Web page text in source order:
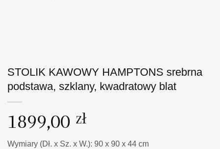
STOLIK KAWOWY HAMPTONS srebrna
podstawa, szklany, kwadratowy blat
1899,00 zł
Wymiary (Dł. x Sz. x W.): 90 x 90 x 44 cm